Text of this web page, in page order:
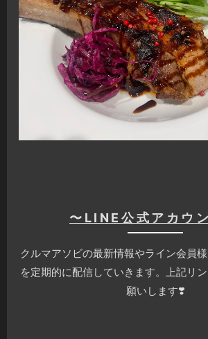
〜LINE公式アカウ
クルマアソビの最新情報やライン会員
を定期的に配信していきます。上記リ
願いします❣️